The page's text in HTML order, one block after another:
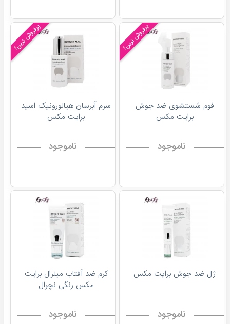
پرفروش ترین!
فوم شستشوی ضد جوش
برایت مکس
ناموجود
پرفروش ترین!
سرم آبرسان هیالورونیک اسید
برایت مکس
ناموجود
ژل ضد جوش برایت مکس
ناموجود
کرم ضد آفتاب مینرال برایت
مکس رنگی نچرال
ناموجود